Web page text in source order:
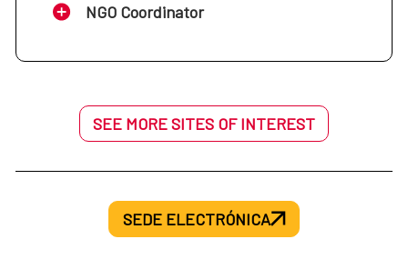
NGO Coordinator
SEE MORE SITES OF INTEREST
SEDE ELECTRÓNICA